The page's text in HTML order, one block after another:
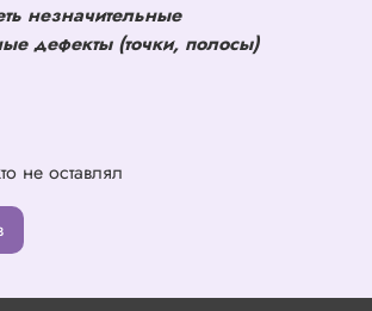
незначительные
дефекты (точки, полосы)
не оставлял